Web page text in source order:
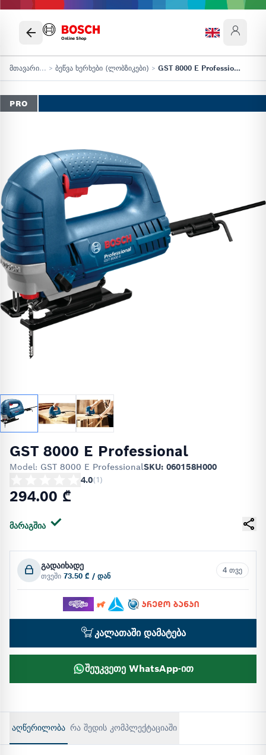
Online Shop
მთავარი... > ბეწვა ხერხები (ლობზიკები) > GST 8000 E Professional
PRO
GST 8000 E Professional
Model: GST 8000 E ProfessionalSKU: 060158H000
4.0(1 )
294.00 ₾
მარაგშია
გადაიხადე
თვეში 73.50 ₾ / დან
4 თვე
კალათაში დამატება
შეუკვეთე WhatsApp-ით
აღწერილობა რა შედის კომპლექტაციაში